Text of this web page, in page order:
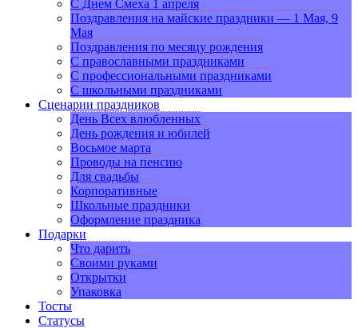
С Днем Смеха 1 апреля
Поздравления на майские праздники — 1 Мая, 9
Мая
Поздравления по месяцу рождения
С православными праздниками
С профессиональными праздниками
С школьными праздниками
Сценарии праздников
День Всех влюбленных
День рождения и юбилей
Восьмое марта
Проводы на пенсию
Для свадьбы
Корпоративные
Школьные праздники
Оформление праздника
Подарки
Что дарить
Своими руками
Открытки
Упаковка
Тосты
Статусы